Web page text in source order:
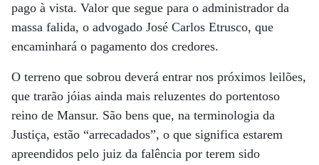
pago à vista. Valor que segue para o administrador da
massa falida, o advogado José Carlos Etrusco, que
encaminhará o pagamento dos credores.
O terreno que sobrou deverá entrar nos próximos leilões,
que trarão jóias ainda mais reluzentes do portentoso
reino de Mansur. São bens que, na terminologia da
Justiça, estão “arrecadados”, o que significa estarem
apreendidos pelo juiz da falência por terem sido